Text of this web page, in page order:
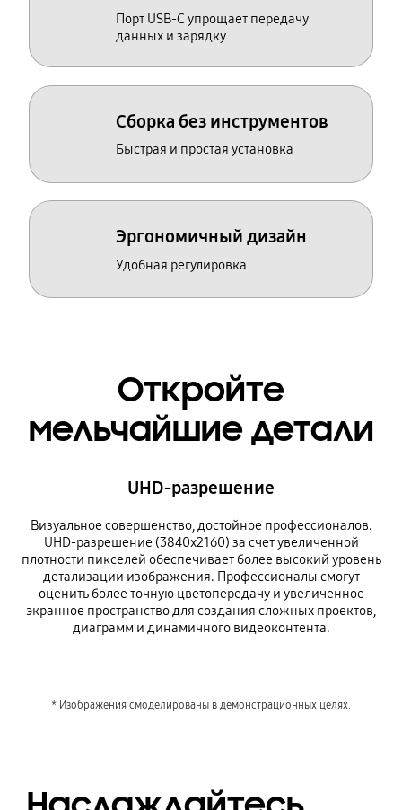
Порт USB-C упрощает передачу
данных и зарядку
Сборка без инструментов
Быстрая и простая установка
Эргономичный дизайн
Удобная регулировка
Откройте
мельчайшие детали
UHD-разрешение
Визуальное совершенство, достойное профессионалов.
UHD-разрешение (3840x2160) за счет увеличенной
плотности пикселей обеспечивает более высокий уровень
детализации изображения. Профессионалы смогут
оценить более точную цветопередачу и увеличенное
экранное пространство для создания сложных проектов,
диаграмм и динамичного видеоконтента.
* Изображения смоделированы в демонстрационных целях.